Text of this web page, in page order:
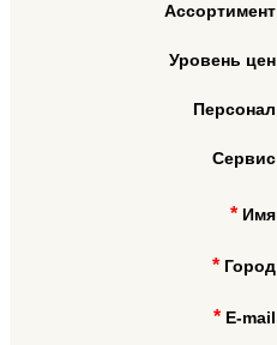
Ассортимент
Уровень цен
Персонал
Сервис
Имя
Город
E-mail